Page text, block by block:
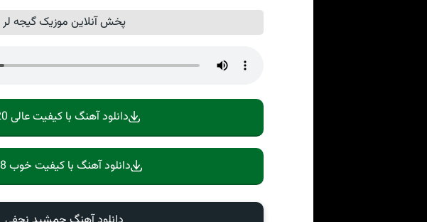
پخش آنلاین موزیک گیجه لر
دانلود آهنگ با کیفیت عالی 320
دانلود آهنگ با کیفیت خوب 128